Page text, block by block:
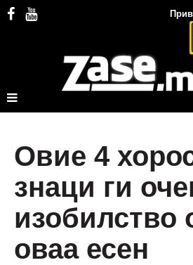
Овие 4
знаци ги
изобилство
оваа есен